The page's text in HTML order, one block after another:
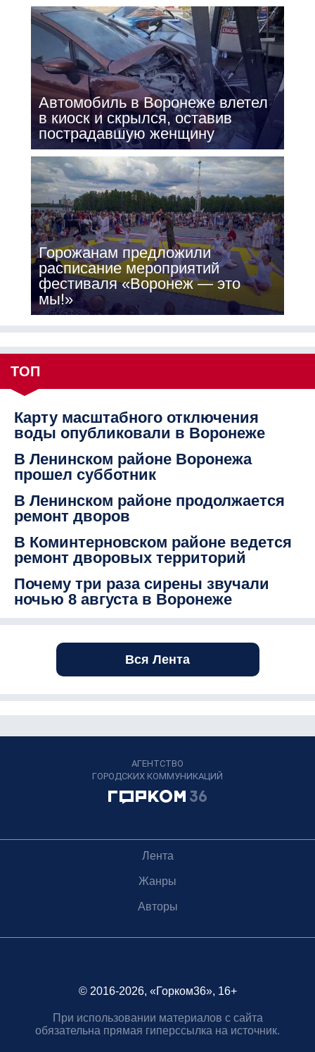
Автомобиль в Воронеже влетел
в киоск и скрылся, оставив
пострадавшую женщину
Горожанам предложили
расписание мероприятий
фестиваля «Воронеж — это
мы!»
ТОП
Карту масштабного отключения
воды опубликовали в Воронеже
В Ленинском районе Воронежа
прошел субботник
В Ленинском районе продолжается
ремонт дворов
В Коминтерновском районе ведется
ремонт дворовых территорий
Почему три раза сирены звучали
ночью 8 августа в Воронеже
Вся Лента
АГЕНТСТВО
ГОРОДСКИХ КОММУНИКАЦИЙ
Лента
Жанры
Авторы
© 2016-2026, «Горком36», 16+
При использовании материалов с сайта
обязательна прямая гиперссылка на источник.